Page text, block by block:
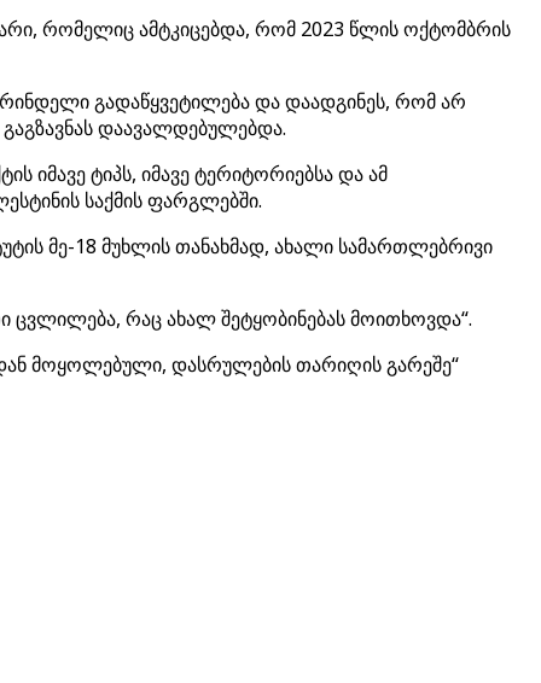
რომელიც ამტკიცებდა, რომ 2023 წლის ოქტომბრის
გადაწყვეტილება და დაადგინეს, რომ არ
დაავალდებულებდა.
იმავე ტიპს, იმავე ტერიტორიებსა და ამ
საქმის ფარგლებში.
მე-18 მუხლის თანახმად, ახალი სამართლებრივი
ცვლილება, რაც ახალ შეტყობინებას მოითხოვდა“.
მოყოლებული, დასრულების თარიღის გარეშე“